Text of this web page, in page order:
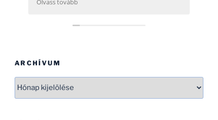
helikopterrel (MI2) kapcsolatban tudok
Olvass tovább
ARCHÍVUM